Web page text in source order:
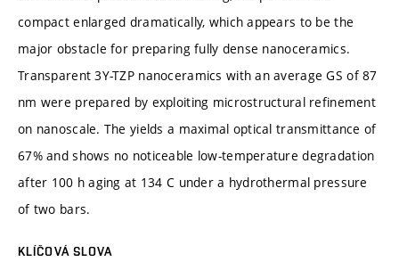
compact enlarged dramatically, which appears to be the
major obstacle for preparing fully dense nanoceramics.
Transparent 3Y-TZP nanoceramics with an average GS of 87
nm were prepared by exploiting microstructural refinement
on nanoscale. The yields a maximal optical transmittance of
67% and shows no noticeable low-temperature degradation
after 100 h aging at 134 C under a hydrothermal pressure
of two bars.
KLÍČOVÁ SLOVA